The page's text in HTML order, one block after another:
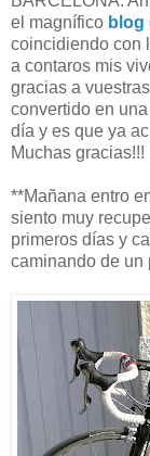
el magnífico blog
coincidiendo con
a contaros mis
gracias a
convertido en
día y es que ya
Muchas gracias!!!
**Mañana entro
siento muy
primeros días y
caminando de